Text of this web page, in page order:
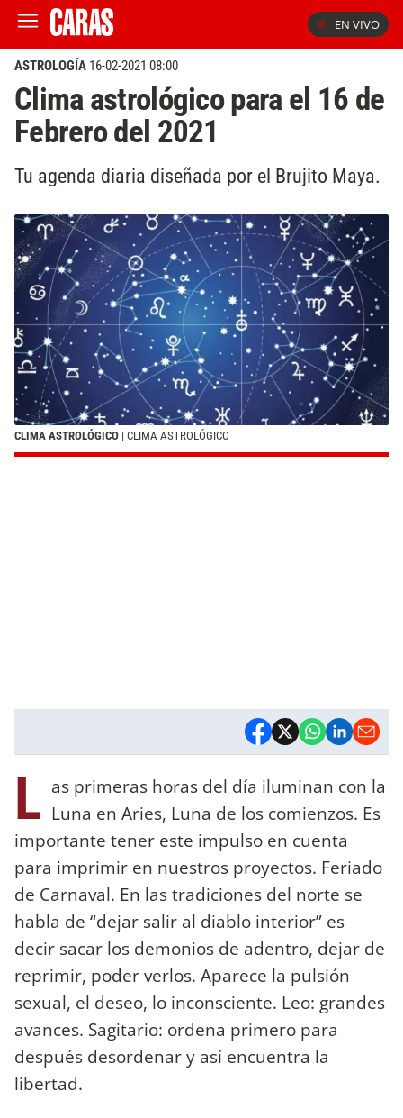
EN VIVO
ASTROLOGÍA 16-02-2021 08:00
Clima astrológico para el 16 de
Febrero del 2021
Tu agenda diaria diseñada por el Brujito Maya.
CLIMA ASTROLÓGICO | CLIMA ASTROLÓGICO
L as primeras horas del día iluminan con la
Luna en Aries, Luna de los comienzos. Es
importante tener este impulso en cuenta
para imprimir en nuestros proyectos. Feriado
de Carnaval. En las tradiciones del norte se
habla de “dejar salir al diablo interior” es
decir sacar los demonios de adentro, dejar de
reprimir, poder verlos. Aparece la pulsión
sexual, el deseo, lo inconsciente. Leo: grandes
avances. Sagitario: ordena primero para
después desordenar y así encuentra la
libertad.